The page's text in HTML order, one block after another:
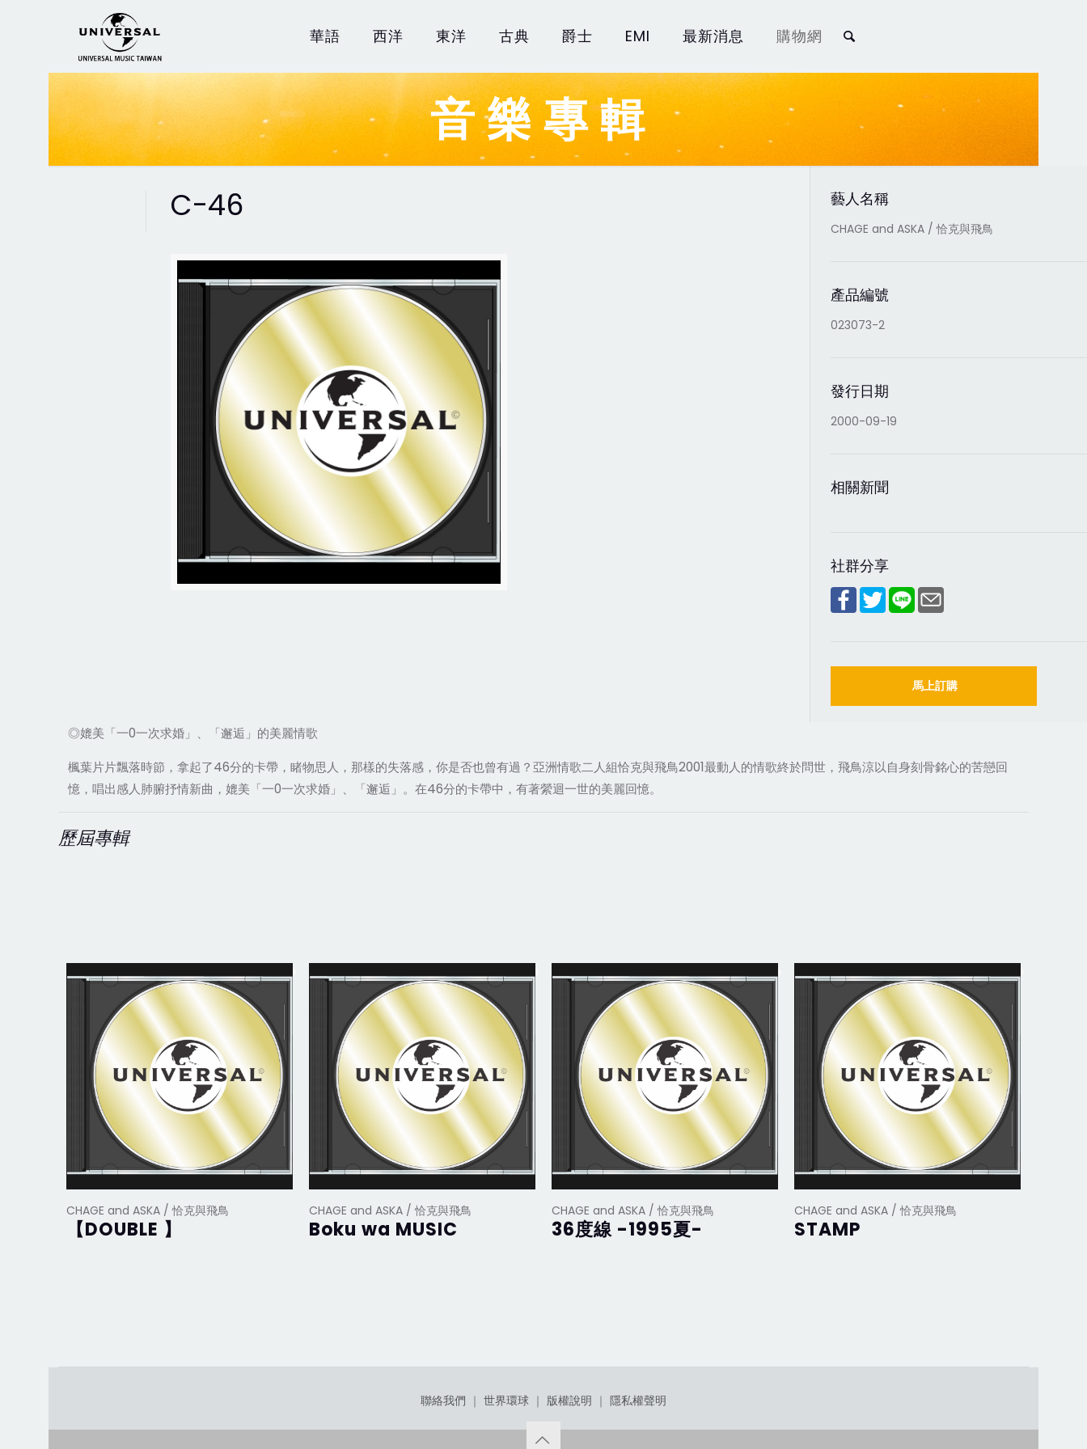
華語 西洋 東洋 古典 爵士 EMI 最新消息 購物網
音樂專輯
C-46 藝人名稱
CHAGE and ASKA / 恰克與飛鳥
產品編號
023073-2
發行日期
2000-09-19
相關新聞
社群分享
馬上訂購
◎媲美「一0一次求婚」、「邂逅」的美麗情歌
楓葉片片飄落時節，拿起了46分的卡帶，睹物思人，那樣的失落感，你是否也曾有過？亞洲情歌二人組恰克與飛鳥2001最動人的情歌終於問世，飛鳥涼以自身刻骨銘心的苦戀回
憶，唱出感人肺腑抒情新曲，媲美「一0一次求婚」、「邂逅」。在46分的卡帶中，有著縈迴一世的美麗回憶。
歷屆專輯
CHAGE and ASKA / 恰克與飛鳥
【DOUBLE 】
CHAGE and ASKA / 恰克與飛鳥
Boku wa MUSIC
CHAGE and ASKA / 恰克與飛鳥
36度線 -1995夏-
CHAGE and ASKA / 恰克與飛鳥
STAMP
聯絡我們 ｜ 世界環球｜ 版權說明 ｜ 隱私權聲明